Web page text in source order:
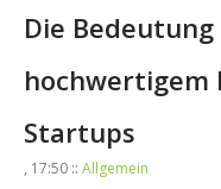
Die
Startups
, 17:50 :: Allgemein